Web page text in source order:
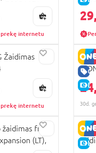
prekę internetu
29,
Žaidimas
prekę internetu
E-
24,
30d.
žaidimas free
(LT),